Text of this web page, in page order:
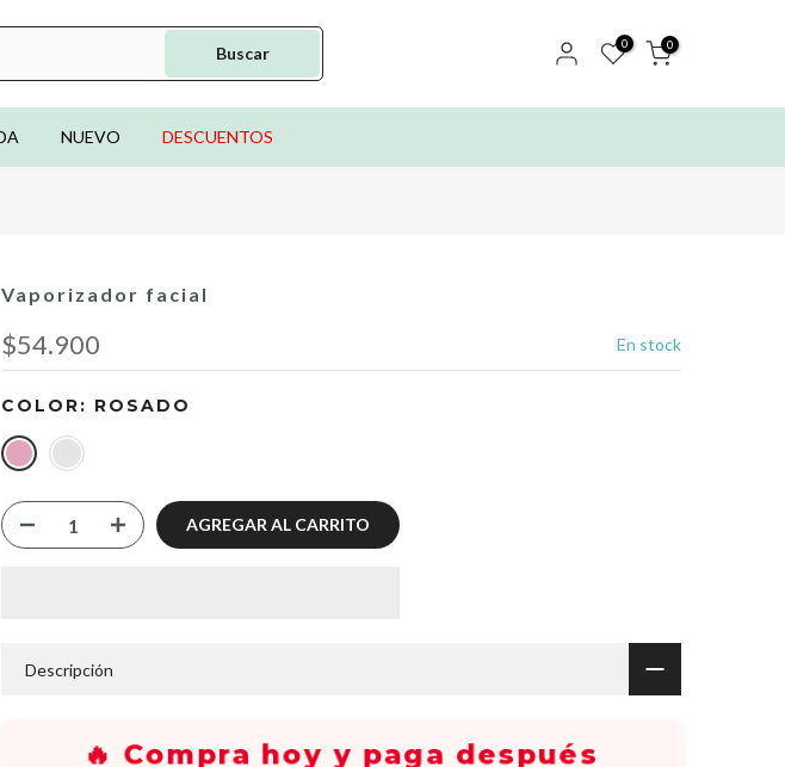
Buscar 0 0
NUEVO DESCUENTOS
Vaporizador facial
$54.900 En stock
COLOR: ROSADO
AGREGAR AL CARRITO
Descripción
🔥 Compra hoy y paga después